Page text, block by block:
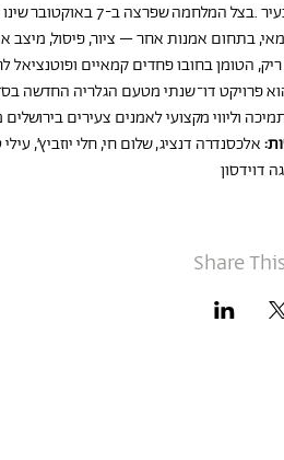
לאמנות בעיר .בצל
בתחום אמנות אחר – ציור, פיסול, מיצב
הטומן בחובו פחדים קמאיים ופוטנציאל
פרויקט דו־שנתי מטעם הגלריה החדשה
וליווי מקצועי לאמנים צעירים
אלכסנדרה דנציג, שלום חי, חלי יוזביץ׳,
דוידסון
Share